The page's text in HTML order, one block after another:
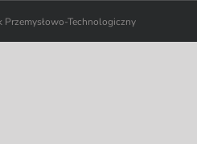
Technologiczny